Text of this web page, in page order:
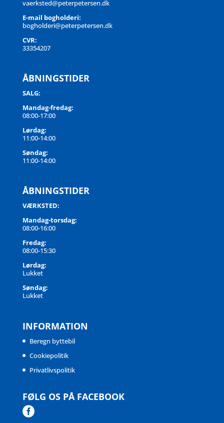
vaerksted@peterpetersen.dk
E-mail bogholderi:
bogholderi@peterpetersen.dk
CVR:
33354207
ÅBNINGSTIDER
SALG:
Mandag-fredag:
08:00-17:00
Lørdag:
11:00-14:00
Søndag:
11:00-14:00
ÅBNINGSTIDER
VÆRKSTED:
Mandag-torsdag:
08:00-16:00
Fredag:
08:00-15:30
Lørdag:
Lukket
Søndag:
Lukket
INFORMATION
Beregn byttebil
Cookiepolitik
Privatlivspolitik
FØLG OS PÅ FACEBOOK